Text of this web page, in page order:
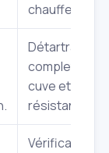
chauffe‑eau.
Détartrage
complet de la
cuve et de la
résistance.
Vérification et